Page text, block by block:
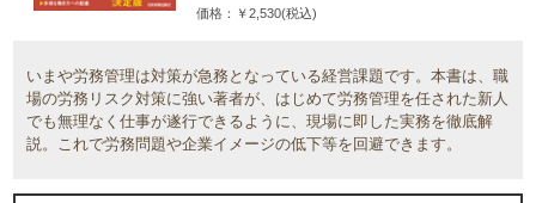
価格
￥2,530(税込)
いまや労務管理は対策が急務となっている経営課題です。本書は、職
場の労務リスク対策に強い著者が、はじめて労務管理を任された新人
でも無理なく仕事が遂行できるように、現場に即した実務を徹底解
説。これで労務問題や企業イメージの低下等を回避できます。